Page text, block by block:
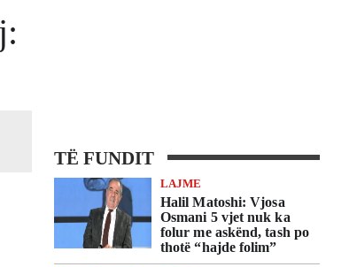
TË FUNDIT
LAJME
Halil Matoshi: Vjosa
Osmani 5 vjet nuk ka
folur me askënd, tash po
thotë “hajde folim”